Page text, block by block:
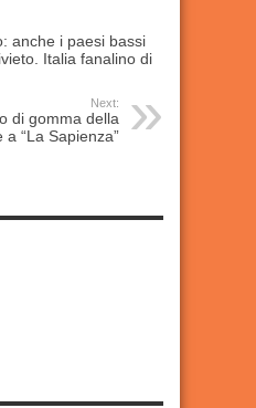
anche i paesi bassi
Italia fanalino di
Next:
di gomma della
a “La Sapienza”